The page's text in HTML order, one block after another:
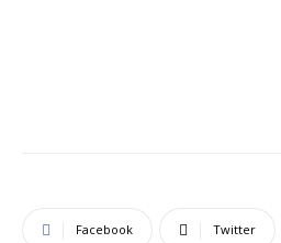
Facebook Twitter